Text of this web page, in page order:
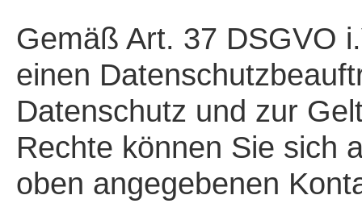
Gemäß Art. 37 DSGVO
einen
Datenschutz und zur
Rechte können Sie sich
oben angegebenen